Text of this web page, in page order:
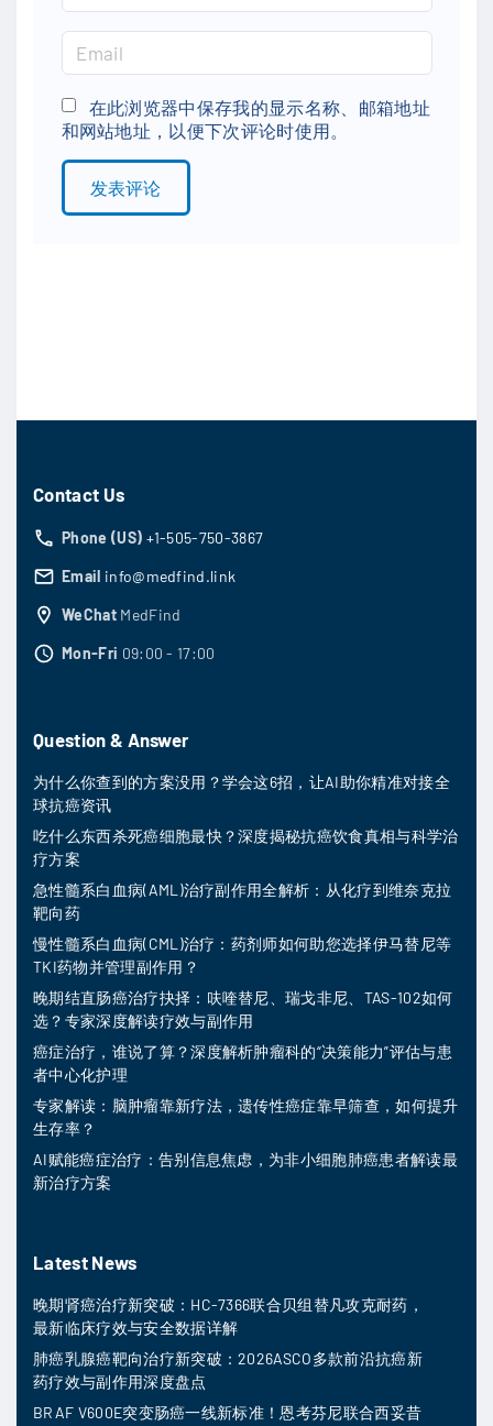
a
e
*
m
a
i
l
在此浏览器中保存我的显示名称、邮箱地址
和网站地址，以便下次评论时使用。
Contact Us
Phone (US) +1-505-750-3867
Email info@medfind.link
WeChat MedFind
Mon-Fri 09:00 - 17:00
Question & Answer
为什么你查到的方案没用？学会这6招，让AI助你精准对接全
球抗癌资讯
吃什么东西杀死癌细胞最快？深度揭秘抗癌饮食真相与科学治
疗方案
急性髓系白血病(AML)治疗副作用全解析：从化疗到维奈克拉
靶向药
慢性髓系白血病(CML)治疗：药剂师如何助您选择伊马替尼等
TKI药物并管理副作用？
晚期结直肠癌治疗抉择：呋喹替尼、瑞戈非尼、TAS-102如何
选？专家深度解读疗效与副作用
癌症治疗，谁说了算？深度解析肿瘤科的“决策能力”评估与患
者中心化护理
专家解读：脑肿瘤靠新疗法，遗传性癌症靠早筛查，如何提升
生存率？
AI赋能癌症治疗：告别信息焦虑，为非小细胞肺癌患者解读最
新治疗方案
Latest News
晚期肾癌治疗新突破：HC-7366联合贝组替凡攻克耐药，
最新临床疗效与安全数据详解
肺癌乳腺癌靶向治疗新突破：2026ASCO多款前沿抗癌新
药疗效与副作用深度盘点
BRAF V600E突变肠癌一线新标准！恩考芬尼联合西妥昔